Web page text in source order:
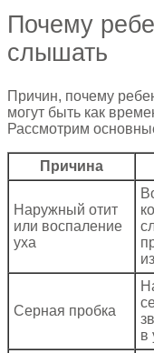
Почему
слышать
Причин, почему
могут быть как
Рассмотрим
Причина
Наружный отит
или воспаление
уха
Серная пробка
в